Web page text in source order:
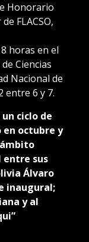
Honorario
FLACSO,
horas en el
Ciencias
Nacional de
entre 6 y 7.
ciclo de
en octubre y
sus
Álvaro
inaugural;
y al